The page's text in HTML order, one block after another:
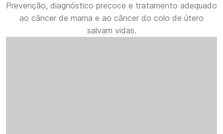
Prevenção, diagnóstico precoce e tratamento adequado
ao câncer de mama e ao câncer do colo de útero
salvam vidas.